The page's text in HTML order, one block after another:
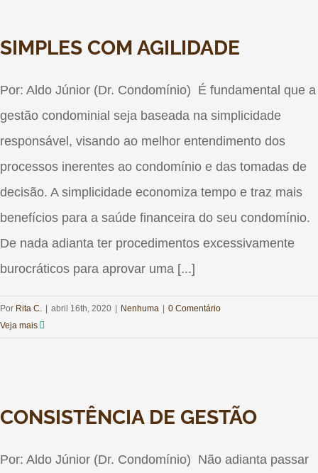
SIMPLES COM AGILIDADE
Por: Aldo Júnior (Dr. Condomínio) É fundamental que a
gestão condominial seja baseada na simplicidade
responsável, visando ao melhor entendimento dos
processos inerentes ao condomínio e das tomadas de
decisão. A simplicidade economiza tempo e traz mais
benefícios para a saúde financeira do seu condomínio.
De nada adianta ter procedimentos excessivamente
burocráticos para aprovar uma [...]
Por Rita C. abril 16th, 2020 Nenhuma
0 Comentário
Veja mais
CONSISTÊNCIA DE GESTÃO
Por: Aldo Júnior (Dr. Condomínio) Não adianta passar